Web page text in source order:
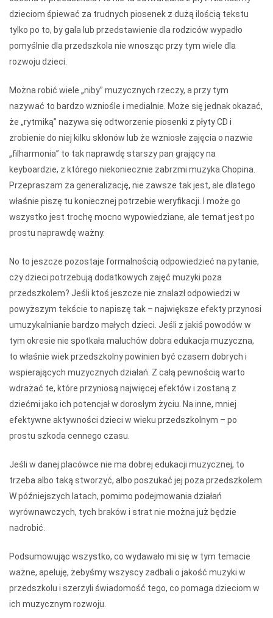
dzieciom śpiewać za trudnych piosenek z dużą ilością tekstu
tylko po to, by gala lub przedstawienie dla rodziców wypadło
pomyślnie dla przedszkola nie wnosząc przy tym wiele dla
rozwoju dzieci.
Można robić wiele „niby” muzycznych rzeczy, a przy tym
nazywać to bardzo wzniośle i medialnie. Może się jednak okazać,
że „rytmiką” nazywa się odtworzenie piosenki z płyty CD i
zrobienie do niej kilku skłonów lub że wzniosłe zajęcia o nazwie
„filharmonia” to tak naprawdę starszy pan grający na
keyboardzie, z którego niekoniecznie zabrzmi muzyka Chopina.
Przepraszam za generalizację, nie zawsze tak jest, ale dlatego
właśnie piszę tu koniecznej potrzebie weryfikacji. I może go
wszystko jest trochę mocno wypowiedziane, ale temat jest po
prostu naprawdę ważny.
No to jeszcze pozostaje formalnością odpowiedzieć na pytanie,
czy dzieci potrzebują dodatkowych zajęć muzyki poza
przedszkolem? Jeśli ktoś jeszcze nie znalazł odpowiedzi w
powyższym tekście to napiszę tak – największe efekty przynosi
umuzykalnianie bardzo małych dzieci. Jeśli z jakiś powodów w
tym okresie nie spotkała maluchów dobra edukacja muzyczna,
to właśnie wiek przedszkolny powinien być czasem dobrych i
wspierających muzycznych działań. Z całą pewnością warto
wdrażać te, które przyniosą najwięcej efektów i zostaną z
dziećmi jako ich potencjał w dorosłym życiu. Na inne, mniej
efektywne aktywności dzieci w wieku przedszkolnym – po
prostu szkoda cennego czasu.
Jeśli w danej placówce nie ma dobrej edukacji muzycznej, to
trzeba albo taką stworzyć, albo poszukać jej poza przedszkolem.
W późniejszych latach, pomimo podejmowania działań
wyrównawczych, tych braków i strat nie można już będzie
nadrobić.
Podsumowując wszystko, co wydawało mi się w tym temacie
ważne, apeluję, żebyśmy wszyscy zadbali o jakość muzyki w
przedszkolu i szerzyli świadomość tego, co pomaga dzieciom w
ich muzycznym rozwoju.